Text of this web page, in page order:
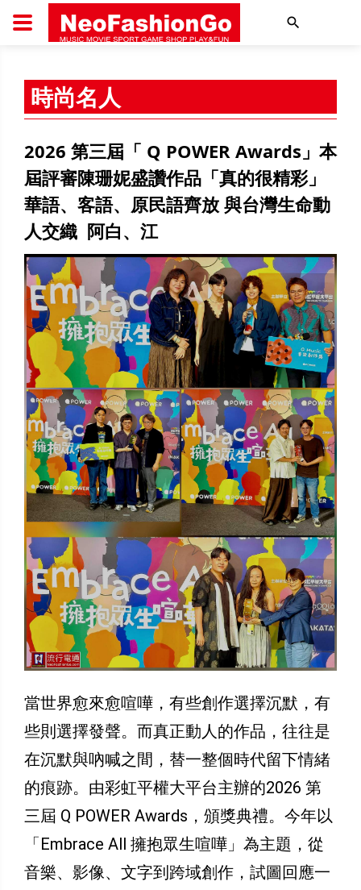
搜尋
時尚名人
2026 第三屆「 Q POWER Awards」本
屆評審陳珊妮盛讚作品「真的很精彩」
華語、客語、原民語齊放 與台灣生命動
人交織 阿白、江
當世界愈來愈喧嘩，有些創作選擇沉默，有
些則選擇發聲。而真正動人的作品，往往是
在沉默與吶喊之間，替一整個時代留下情緒
的痕跡。由彩虹平權大平台主辦的2026 第
三屆 Q POWER Awards，頒獎典禮。今年以
「Embrace All 擁抱眾生喧嘩」為主題，從
音樂、影像、文字到跨域創作，試圖回應一